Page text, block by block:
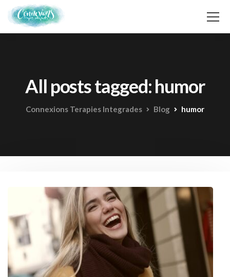
All posts tagged: humor
Connexions Terapies Integrades Blog humor